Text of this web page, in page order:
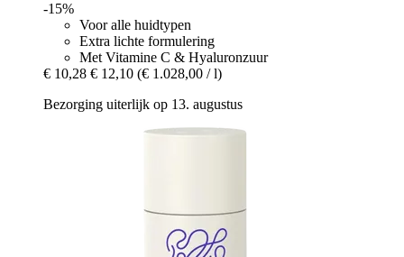
-15%
Voor alle huidtypen
Extra lichte formulering
Met Vitamine C & Hyaluronzuur
€ 10,28 € 12,10 (€ 1.028,00 / l)
Bezorging uiterlijk op 13. augustus